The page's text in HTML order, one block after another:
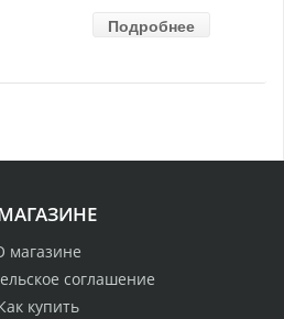
Подробнее
магазине
соглашение
купить